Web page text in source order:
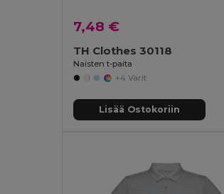
7,48 €
TH Clothes 30118
Naisten t-paita
+4 Värit
Lisää Ostokoriin